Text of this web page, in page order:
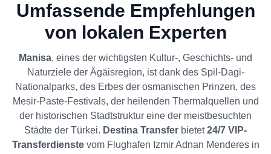
Umfassende Empfehlungen
von lokalen Experten
Manisa, eines der wichtigsten Kultur-, Geschichts- und
Naturziele der Ägäisregion, ist dank des Spil-Dagi-
Nationalparks, des Erbes der osmanischen Prinzen, des
Mesir-Paste-Festivals, der heilenden Thermalquellen und
der historischen Stadtstruktur eine der meistbesuchten
Städte der Türkei. Destina Transfer bietet24/7 VIP-
Transferdienstevom Flughafen Izmir Adnan Menderes in